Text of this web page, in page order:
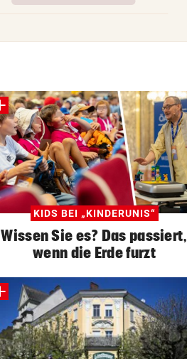
KIDS BEI „KINDERUNIS“
Wissen Sie es? Das passiert,
wenn die Erde furzt